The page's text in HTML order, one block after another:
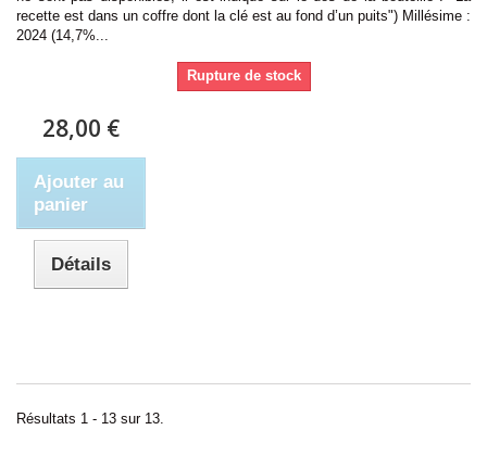
recette est dans un coffre dont la clé est au fond d’un puits") Millésime :
2024 (14,7%...
Rupture de stock
28,00 €
Ajouter au
panier
Détails
Résultats 1 - 13 sur 13.